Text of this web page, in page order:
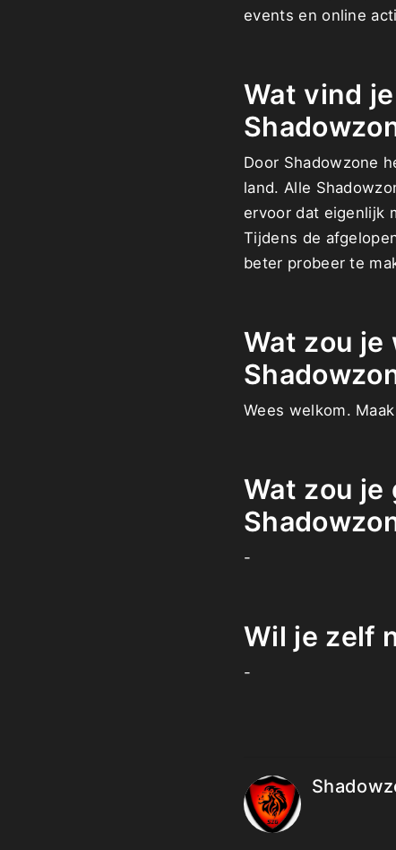
events en online
Wat vind
Door Shadowzone
land. Alle
ervoor dat eigenlijk
Tijdens de
beter probeer te
Wat zou je
Wees welkom.
Wat zou je
-
Wil je zelf
-